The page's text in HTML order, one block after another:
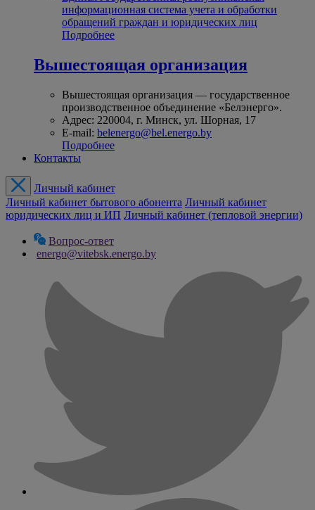
информационная система учета и обработки
обращений граждан и юридических лиц
Подробнее
Вышестоящая организация
Вышестоящая организация — государственное
производственное объединение «Белэнерго».
Адрес: 220004, г. Минск, ул. Шорная, 17
E-mail: belenergo@bel.energo.by
Подробнее
Контакты
Личный кабинет
Личный кабинет бытового абонента Личный кабинет
юридических лиц и ИП Личный кабинет (тепловой энергии)
Вопрос-ответ
energo@vitebsk.energo.by